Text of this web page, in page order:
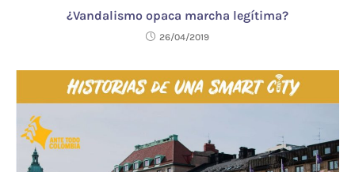
¿Vandalismo opaca marcha legítima?
26/04/2019